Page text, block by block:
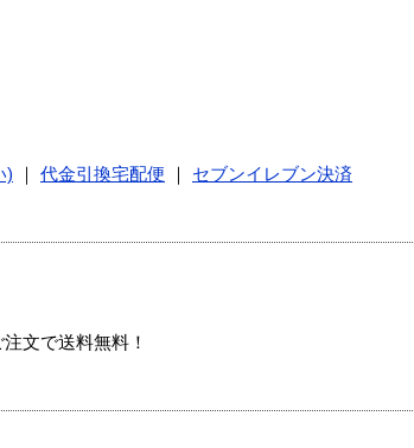
) 代金引換宅配便
セブンイレブン決済
文で送料無料！